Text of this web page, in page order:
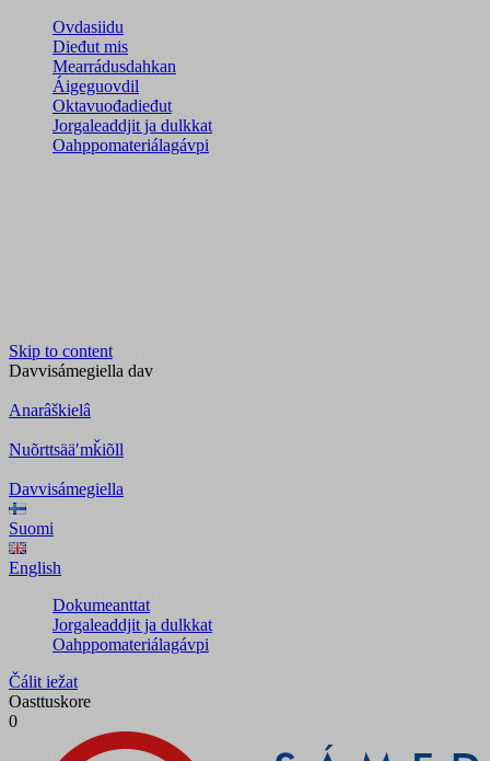
Ovdasiidu
Dieđut mis
Mearrádusdahkan
Áigeguovdil
Oktavuođadieđut
Jorgaleaddjit ja dulkkat
Oahppomateriálagávpi
Skip to content
Davvisámegiella dav
Anarâškielâ
Nuõrttsääʹmǩiõll
Davvisámegiella
Suomi
English
Dokumeanttat
Jorgaleaddjit ja dulkkat
Oahppomateriálagávpi
Čálit iežat
Oasttuskore
0